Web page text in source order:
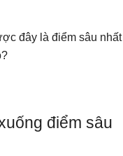
đây là điểm sâu nhất
điểm sâu